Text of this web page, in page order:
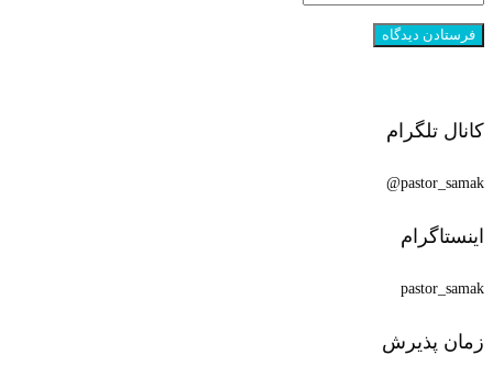
کانال تلگرام
pastor_samak@
اینستاگرام
pastor_samak
زمان پذیرش